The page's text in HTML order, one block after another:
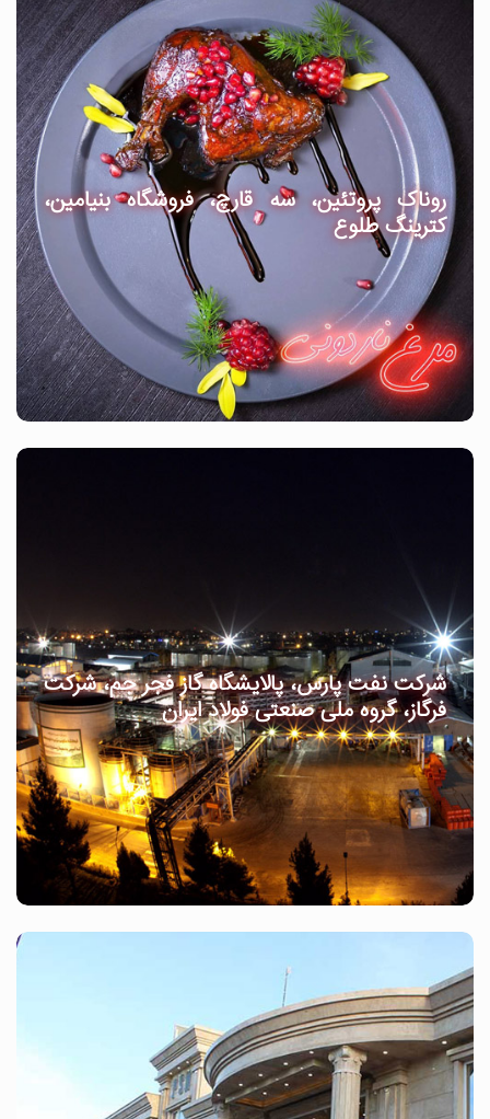
روناک پروتئین، سه قارچ، فروشگاه بنیامین،
کترینگ طلوع
شرکت نفت پارس، پالایشگاه گاز فجر جم، شرکت
فرگاز، گروه ملی صنعتی فولاد ایران